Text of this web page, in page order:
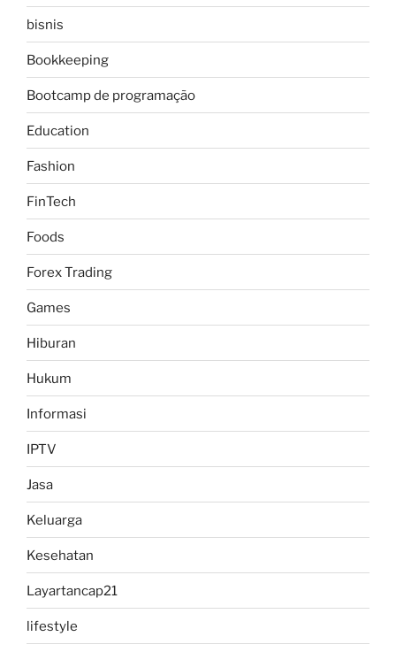
bisnis
Bookkeeping
Bootcamp de programação
Education
Fashion
FinTech
Foods
Forex Trading
Games
Hiburan
Hukum
Informasi
IPTV
Jasa
Keluarga
Kesehatan
Layartancap21
lifestyle